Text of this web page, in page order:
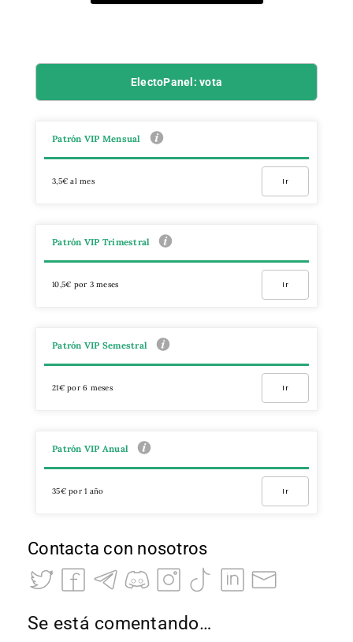
ElectoPanel: vota
Patrón VIP Mensual
3,5€ al mes Ir
Patrón VIP Trimestral
10,5€ por 3 meses Ir
Patrón VIP Semestral
21€ por 6 meses Ir
Patrón VIP Anual
35€ por 1 año Ir
Contacta con nosotros
Se está comentando…